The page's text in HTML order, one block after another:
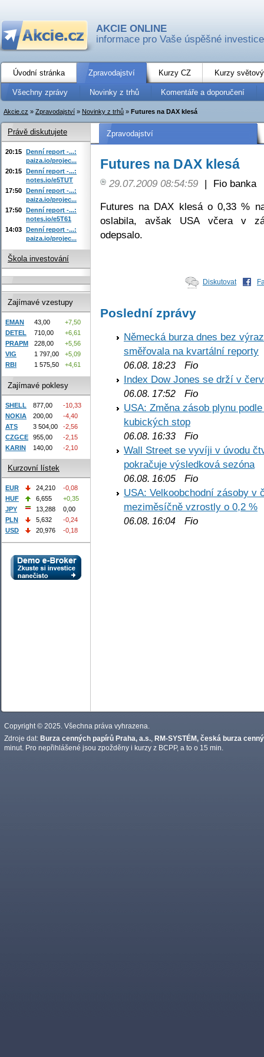
AKCIE ONLINE
informace pro Vaše úspěšné investice
Úvodní stránka Zpravodajství Kurzy CZ Kurzy
Všechny zprávy Novinky z trhů Komentáře a doporučení
Akcie.cz » Zpravodajství » Novinky z trhů » Futures na DAX klesá
Zpravodajství
Futures na DAX klesá
29.07.2009 08:54:59 |
Fio banka
Futures na DAX klesá o 0,33 %
oslabila, avšak USA včera v
odepsalo.
Diskutovat
Poslední zprávy
Německá burza dnes bez
směřovala na kvartální reporty
06.08. 18:23 Fio
Index Dow Jones se drží v
06.08. 17:52 Fio
USA: Změna zásob plynu
kubických stop
06.08. 16:33 Fio
Wall Street se vyvíji v úvodu
pokračuje výsledková sezóna
06.08. 16:05 Fio
USA: Velkoobchodní zásoby v
meziměsíčně vzrostly o 0,2 %
06.08. 16:04 Fio
Právě diskutujete
20:15 Denní report -...:
paiza.io/projec...
20:15 Denní report -...:
notes.io/e5TUT
17:50 Denní report -...:
paiza.io/projec...
17:50 Denní report -...:
notes.io/e5T61
14:03 Denní report -...:
paiza.io/projec...
Škola investování
Zajímavé vzestupy
EMAN 43,00
+7,50
DETEL
710,00
+6,61
PRAPM
228,00
+5,56
VIG
1 797,00
+5,09
RBI
1 575,50 +4,61
Zajímavé poklesy
SHELL 877,00
-10,33
NOKIA
200,00
-4,40
ATS
3 504,00
-2,56
CZGCE
955,00
-2,15
KARIN
140,00 -2,10
Kurzovní lístek
EUR 24,210
-0,08
HUF
6,655
+0,35
JPY
13,288
0,00
PLN
5,632
-0,24
USD
20,976 -0,18
Copyright © 2025. Všechna práva vyhrazena.
Zdroje dat: Burza cenných papírů Praha, a.s. RM-SYSTÉM, česká burza
minut. Pro nepřihlášené jsou zpožděny i kurzy z BCPP, a to o 15 min.